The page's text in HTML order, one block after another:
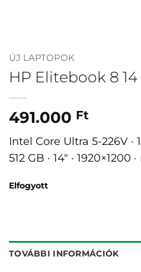
ÚJ LAPTOPOK
HP Elitebook 8 14
491.000 Ft
Intel Core Ultra 5-226V ·
512 GB · 14″ · 1920×1200
Elfogyott
TOVÁBBI INFORMÁCIÓK